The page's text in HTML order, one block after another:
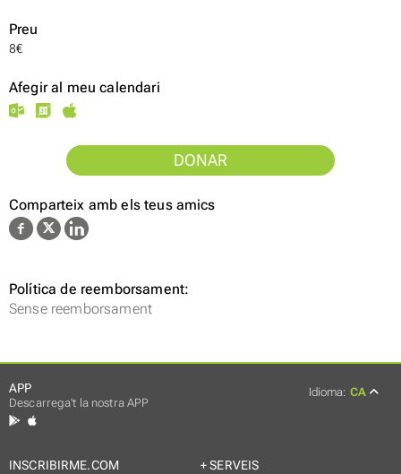
Preu
8€
Afegir al meu calendari
DONAR
Comparteix amb els teus amics
Política de reemborsament:
Sense reemborsament
INSCRIBIRME.COM + SERVEIS
APP
Descarrega't la nostra APP
Idioma: CA